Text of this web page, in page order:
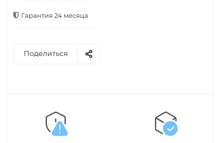
Гарантия 24 месяца
Поделиться